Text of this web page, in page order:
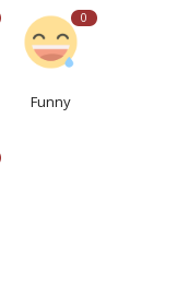
0
Funny